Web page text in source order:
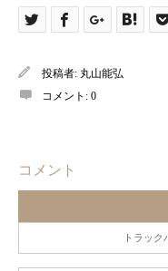
投稿者: 丸山能弘
コメント: 0
コメント
トラック